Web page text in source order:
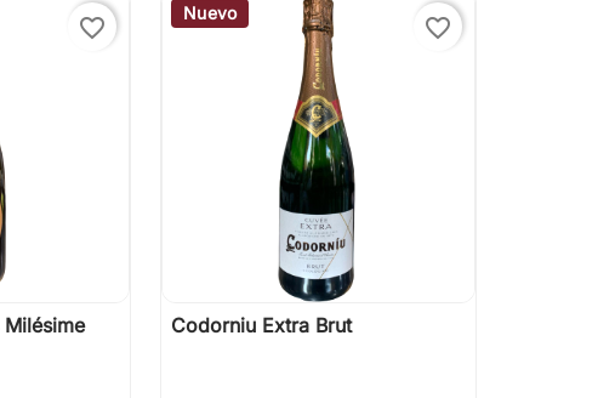
favorite_border
Nuevo
favorite_border
 Vista rápida
Codorniu Extra Brut